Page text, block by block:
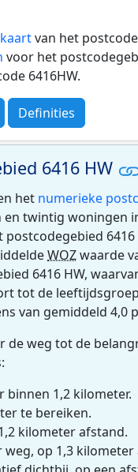
kaartvan het
voor het
6416HW.
Definities
6416 HW
het numerieke
en twintig woningen
postcodegebied
WOZwaarde
6416 HW,
tot de
van gemiddeld 4,0
de weg tot de
1,2 kilometer.
te bereiken.
kilometer afstand.
weg, op 1,3 kilometer